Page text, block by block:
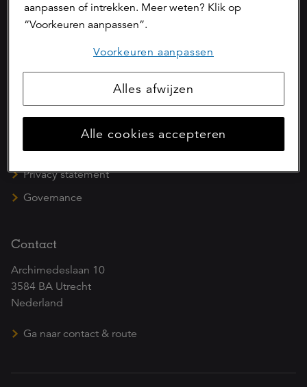
Op de hoogte blijven
Naar YouTube
Juridische informatie
Duurzaamheid
Privacy statement
Governance
Contact
Archimedeslaan 10
3584 BA Utrecht
Nederland
Ga naar contact & route
aanpassen of intrekken. Meer weten? Klik op
“Voorkeuren aanpassen”.
Voorkeuren aanpassen
Alles afwijzen
Alle cookies accepteren